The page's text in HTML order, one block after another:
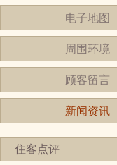
电子地图
周围环境
顾客留言
新闻资讯
住客点评